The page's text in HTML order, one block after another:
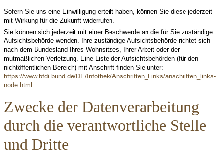
Sofern Sie uns eine Einwilligung erteilt haben, können Sie diese jederzeit
mit Wirkung für die Zukunft widerrufen.
Sie können sich jederzeit mit einer Beschwerde an die für Sie zuständige
Aufsichtsbehörde wenden. Ihre zuständige Aufsichtsbehörde richtet sich
nach dem Bundesland Ihres Wohnsitzes, Ihrer Arbeit oder der
mutmaßlichen Verletzung. Eine Liste der Aufsichtsbehörden (für den
nichtöffentlichen Bereich) mit Anschrift finden Sie unter:
https://www.bfdi.bund.de/DE/Infothek/Anschriften_Links/anschriften_links-
node.html .
Zwecke der Datenverarbeitung
durch die verantwortliche Stelle
und Dritte